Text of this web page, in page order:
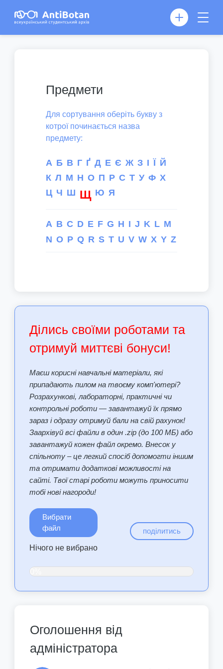
Предмети
Для сортування оберіть букву з
котрої починається назва
предмету:
А Б В Г Ґ Д Е Є Ж З І Ї Й
К Л М Н О П Р С Т У Ф Х
Ц Ч Ш Щ Ю Я
A B C D E F G H I J K L M
N O P Q R S T U V W X Y Z
Ділись своїми роботами та
отримуй миттєві бонуси!
Маєш корисні навчальні матеріали, які
припадають пилом на твоєму комп'ютері?
Розрахункові, лабораторні, практичні чи
контрольні роботи — завантажуй їх прямо
зараз і одразу отримуй бали на свій рахунок!
Заархівуй всі файли в один .zip (до 100 МБ) або
завантажуй кожен файл окремо. Внесок у
спільноту – це легкий спосіб допомогти іншим
та отримати додаткові можливості на
сайті. Твої старі роботи можуть приносити
тобі нові нагороди!
Вибрати
файл
Нічого не вибрано
поділитись
0%
Оголошення від
адміністратора